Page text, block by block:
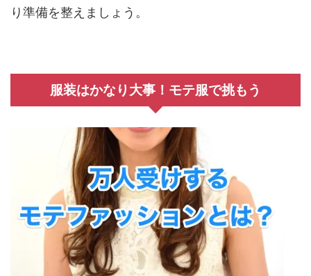
り準備を整えましょう。
服装はかなり大事！モテ服で挑もう